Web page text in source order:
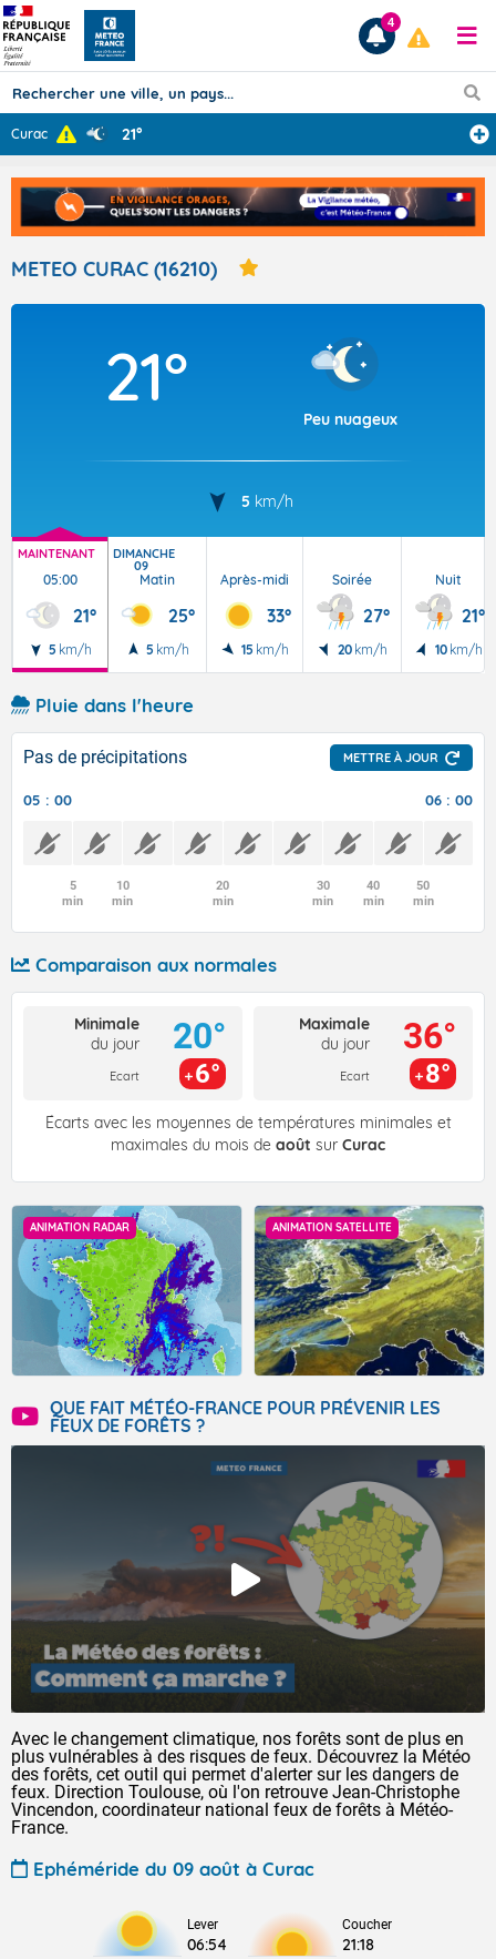
Prévisions
TOUS LES RÉSULTATS
Articles
4
Curac 21°
METEO CURAC (16210)
21°
Peu nuageux
5 km/h
MAINTENANT
05:00
21°
5 km/h
DIMANCHE
09
Matin
25°
5 km/h
Après-midi
33°
15 km/h
Soirée
27°
20 km/h
Nuit
21°
10 km/h
Pluie dans l'heure
Pas de précipitations METTRE À JOUR
05 : 00 06 : 00
5
min
10
min
20
min
30
min
40
min
50
min
Comparaison aux normales
Minimale
du jour
Ecart
20°
6°
Maximale
du jour
Ecart
36°
8°
Écarts avec les moyennes de températures minimales et
maximales du mois de août sur Curac
ANIMATION RADAR ANIMATION SATELLITE
QUE FAIT MÉTÉO-FRANCE POUR PRÉVENIR LES
FEUX DE FORÊTS ?
Avec le changement climatique, nos forêts sont de plus en
plus vulnérables à des risques de feux. Découvrez la Météo
des forêts, cet outil qui permet d'alerter sur les dangers de
feux. Direction Toulouse, où l'on retrouve Jean-Christophe
Vincendon, coordinateur national feux de forêts à Météo-
France.
Ephéméride du 09 août à Curac
Lever
06:54
Coucher
21:18